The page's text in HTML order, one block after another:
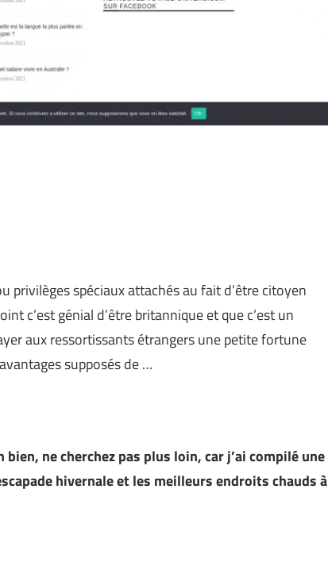
privilèges spéciaux attachés au fait d’être citoyen
c’est génial d’être britannique et que c’est un
aux ressortissants étrangers une petite fortune
supposés de …
ne cherchez pas plus loin, car j’ai compilé une
hivernale et les meilleurs endroits chauds à